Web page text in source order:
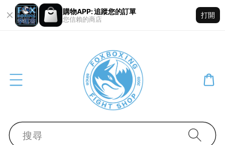
購物APP: 追蹤您的訂單
您信賴的商店
打開
搜尋